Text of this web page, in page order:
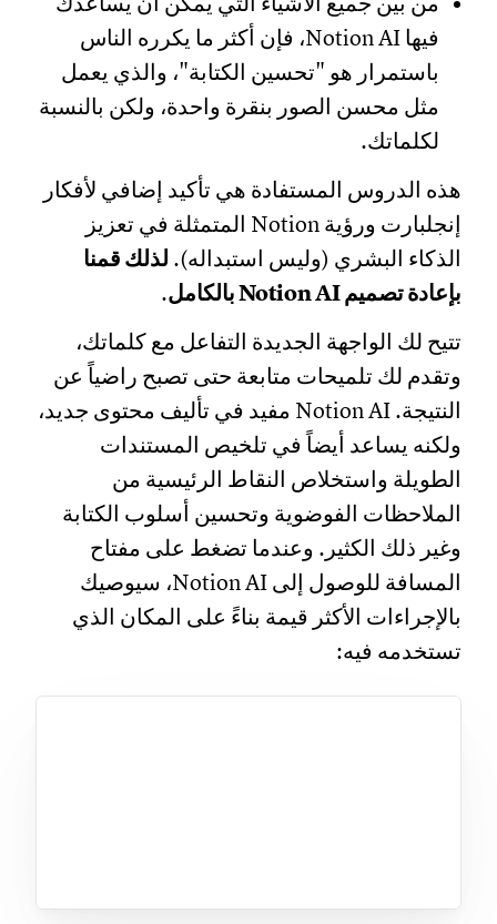
فيها Notion AI، فإن أكثر ما يكرره الناس
باستمرار هو "تحسين الكتابة"، والذي يعمل
مثل محسن الصور بنقرة واحدة، ولكن بالنسبة
لكلماتك.
هذه الدروس المستفادة هي تأكيد إضافي لأفكار
إنجلبارت ورؤية Notion المتمثلة في تعزيز
الذكاء البشري (وليس استبداله).لذلك قمنا
بإعادة تصميم Notion AI بالكامل
.
تتيح لك الواجهة الجديدة التفاعل مع كلماتك،
وتقدم لك تلميحات متابعة حتى تصبح راضياً عن
النتيجة. Notion AI مفيد في تأليف محتوى جديد،
ولكنه يساعد أيضاً في تلخيص المستندات
الطويلة واستخلاص النقاط الرئيسية من
الملاحظات الفوضوية وتحسين أسلوب الكتابة
وغير ذلك الكثير. وعندما تضغط على مفتاح
المسافة للوصول إلى Notion AI، سيوصيك
بالإجراءات الأكثر قيمة بناءً على المكان الذي
تستخدمه فيه: